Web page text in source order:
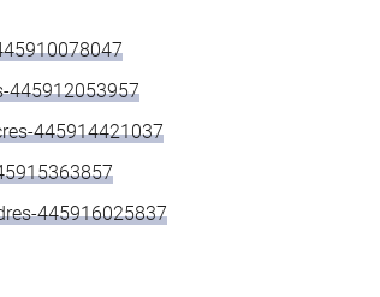
445912053957
445914421037
445916025837